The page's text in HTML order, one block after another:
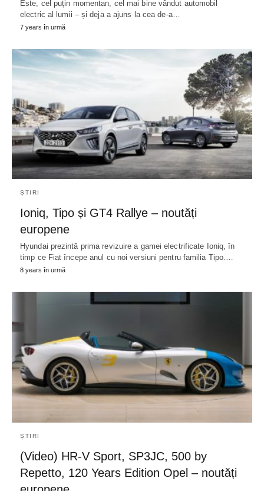
Este, cel puțin momentan, cel mai bine vândut automobil
electric al lumii – și deja a ajuns la cea de-a…
7 years în urmă
ȘTIRI
Ioniq, Tipo și GT4 Rallye – noutăți
europene
Hyundai prezintă prima revizuire a gamei electrificate Ioniq, în
timp ce Fiat începe anul cu noi versiuni pentru familia Tipo.…
8 years în urmă
ȘTIRI
(Video) HR-V Sport, SP3JC, 500 by
Repetto, 120 Years Edition Opel – noutăți